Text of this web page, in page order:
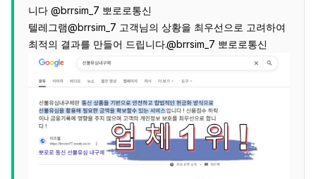
니다 @brrsim_7 뽀로로통신
텔레그램@brrsim_7 고객님의 상황을 최우선으로 고려하여
최적의 결과를 만들어 드립니다.@brrsim_7 뽀로로통신